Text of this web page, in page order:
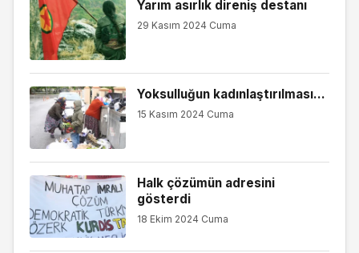
Yarım asırlık direniş destanı
29 Kasım 2024 Cuma
Yoksulluğun kadınlaştırılması...
15 Kasım 2024 Cuma
Halk çözümün adresini
gösterdi
18 Ekim 2024 Cuma